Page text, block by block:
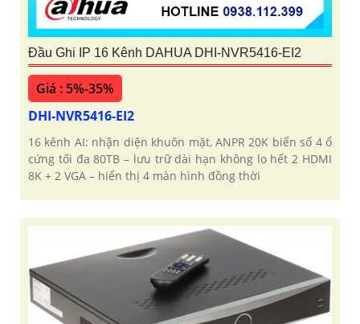
Đầu Ghi IP 16 Kênh DAHUA DHI-NVR5416-EI2
Giá : 5%-35%
DHI-NVR5416-EI2
16 kênh AI: nhận diện khuôn mặt, ANPR 20K biển số 4 ổ
cứng tối đa 80TB – lưu trữ dài hạn không lo hết 2 HDMI
8K + 2 VGA – hiển thị 4 màn hình đồng thời